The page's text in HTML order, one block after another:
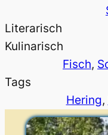
Literarisch
Kulinarisch
Fisch,
Tags
Hering,